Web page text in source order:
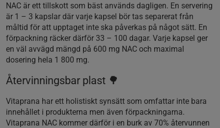
NAC är ett tillskott som bäst används dagligen. En servering
är 1 – 3 kapslar där varje kapsel bör tas separerat från
måltid för att upptaget inte ska påverkas på något sätt. En
förpackning räcker därför 33 – 100 dagar. Varje kapsel ger
en väl avvägd mängd på 600 mg NAC och maximal
dosering hela 1 800 mg.
Återvinningsbar plast 🌳
Vitaprana har ett holistiskt synsätt som omfattar inte bara
innehållet i produkterna men även förpackningarna.
Vitaprana NAC kommer därför i en burk av 70% återvunnen